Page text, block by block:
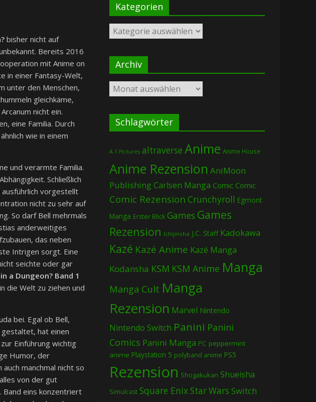
bisher nicht auf
Bereits 2016
mit Anime on
in einer Fantasy-Welt,
unter den Menschen,
gleichkäme,
nicht ein.
eine Familia. Durch
wie in einem
und verarmte Familia.
Schließlich
vorgestellt
nicht zu sehr auf
So darf Bell mehrmals
anderweitiges
das neben
Intrigen sorgt. Eine
seichte oder gar
a Dungeon? Band 1
die Welt zu ziehen und
bei. Egal ob Bell,
gestaltet, hat einen
Einführung wichtig
Humor, der
manchmal nicht so
von der gut
Band eins konzentriert
Kategorien
Kategorien
Archiv
Archiv
Schlagwörter
A-1 Pictures altraverse Anime Anime House
Anime Rezension AniMoon
PublishingCarlsen Manga Comic Comic
Comic Rezension Crunchyroll Egmont
Manga Erster Blick Games Games
Rezension Ichijinsha J.C. Staff Kadokawa
Kazé Kazé Anime Kazé Manga
Kodansha KSM KSM Anime Manga
Manga Cult Manga
Rezension Marvel Nintendo
Nintendo Switch Panini Panini
Comics Panini Manga PC peppermint
anime Playstation 5 polyband anime PS5
Rezension Shogakukan Shueisha
Simulcast Square EnixStar Wars Switch